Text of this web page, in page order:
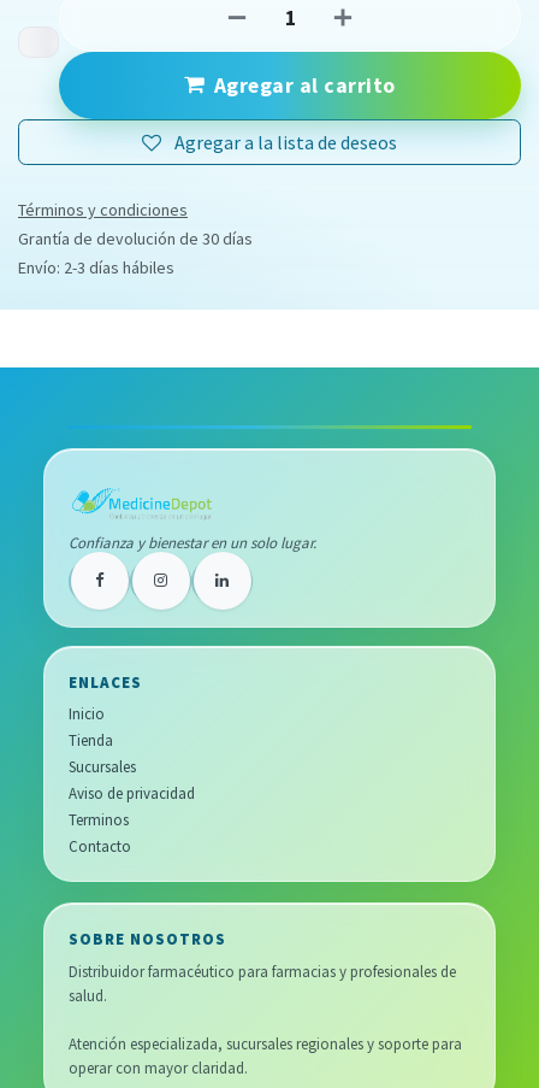
Agregar al carrito
Agregar a la lista de deseos
Términos y condiciones
Grantía de devolución de 30 días
Envío: 2-3 días hábiles
Confianza y bienestar en un solo lugar.
ENLACES
Inicio
Tienda
Sucursales
Aviso de privacidad
Terminos
Contacto
SOBRE NOSOTROS
Distribuidor farmacéutico para farmacias y profesionales de
salud.
Atención especializada, sucursales regionales y soporte para
operar con mayor claridad.